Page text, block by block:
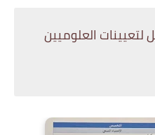
لتعيينات العلوميين